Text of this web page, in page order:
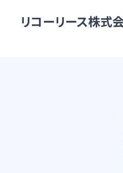
リコーリース株式